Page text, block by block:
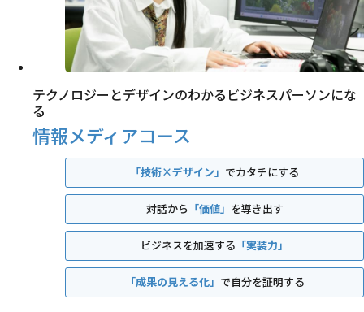
テクノロジーとデザインのわかるビジネスパーソンにな
る
情報メディアコース
「技術×デザイン」 でカタチにする
対話から 「価値」 を導き出す
ビジネスを加速する 「実装力」
「成果の見える化」 で自分を証明する